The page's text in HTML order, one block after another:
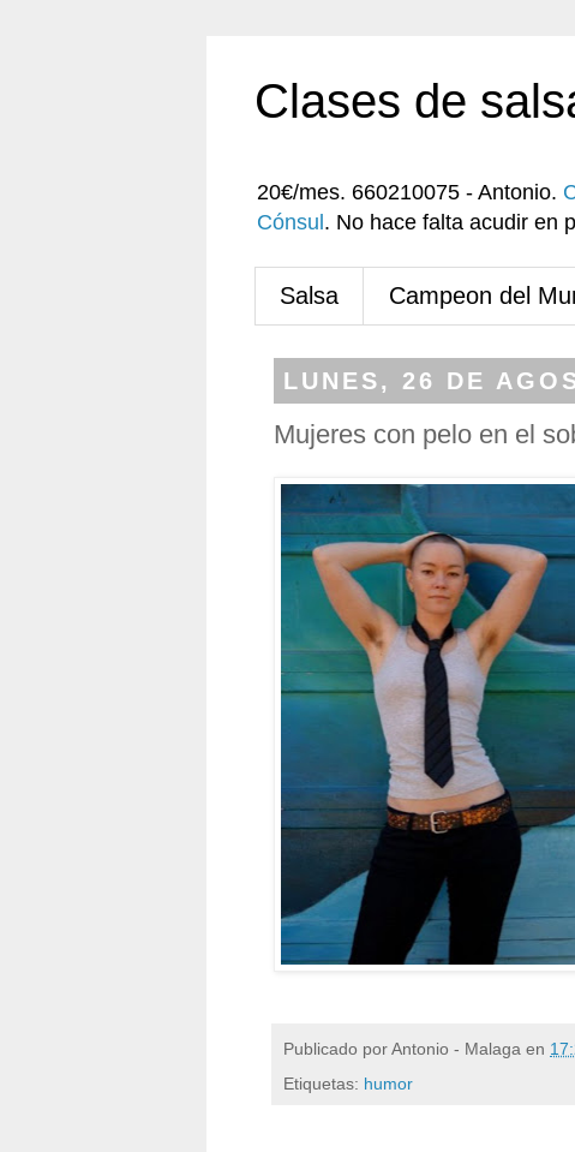
Clases de
20€/mes. 660210075 - Antonio.
Cónsul . No hace falta acudir en
Salsa Campeon del
LUNES, 26 DE
Mujeres con pelo en el
Publicado porAntonio - Malaga en
Etiquetas: humor